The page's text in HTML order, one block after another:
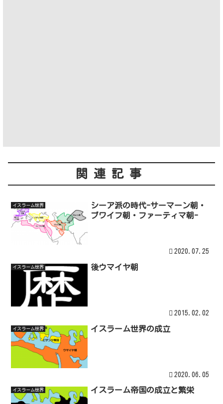
関連記事
イスラーム世界
シーア派の時代-サーマーン朝・
ブワイフ朝・ファーティマ朝-
2020.07.25
イスラーム世界 後ウマイヤ朝
2015.02.02
イスラーム世界 イスラーム世界の成立
2020.06.05
イスラーム世界 イスラーム帝国の成立と繁栄